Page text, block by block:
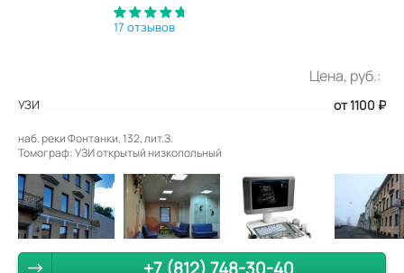
17 отзывов
Цена, руб.:
УЗИ от 1100 ₽
наб. реки Фонтанки, 132, лит.З.
Томограф: УЗИ открытый низкопольный
+7 (812) 748-30-40